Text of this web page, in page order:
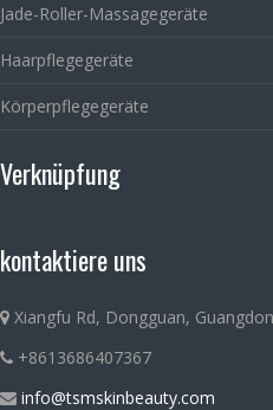
Jade-Roller-Massagegeräte
Haarpflegegeräte
Körperpflegegeräte
Verknüpfung
kontaktiere uns
Xiangfu Rd, Dongguan,
+8613686407367
info@tsmskinbeauty.com